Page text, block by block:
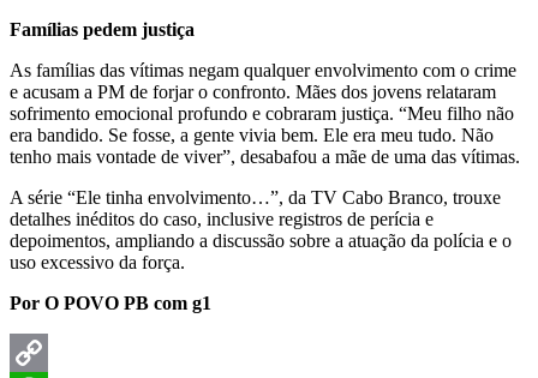
Famílias pedem justiça
As famílias das vítimas negam qualquer envolvimento com o crime
e acusam a PM de forjar o confronto. Mães dos jovens relataram
sofrimento emocional profundo e cobraram justiça. “Meu filho não
era bandido. Se fosse, a gente vivia bem. Ele era meu tudo. Não
tenho mais vontade de viver”, desabafou a mãe de uma das vítimas.
A série “Ele tinha envolvimento…”, da TV Cabo Branco, trouxe
detalhes inéditos do caso, inclusive registros de perícia e
depoimentos, ampliando a discussão sobre a atuação da polícia e o
uso excessivo da força.
Por O POVO PB com g1